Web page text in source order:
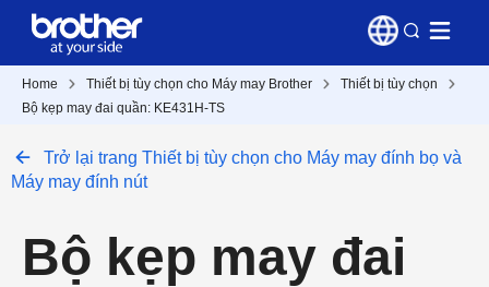
Home Thiết bị tùy chọn cho Máy may Brother
Thiết bị tùy chọn
Bộ kẹp may đai quần: KE431H-TS
Trở lại trang Thiết bị tùy chọn cho Máy may đính bọ và
Máy may đính nút
Bộ kẹp may đai